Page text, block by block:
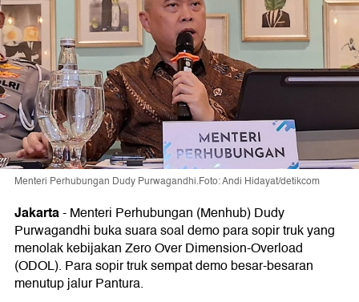
Menteri Perhubungan Dudy Purwagandhi.Foto: Andi Hidayat/detikcom
Jakarta-Menteri Perhubungan (Menhub) Dudy
Purwagandhi buka suara soal demo para sopir truk yang
menolak kebijakan Zero Over Dimension-Overload
(ODOL). Para sopir truk sempat demo besar-besaran
menutup jalur Pantura.